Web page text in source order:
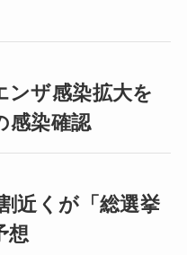
ザ感染拡大を
感染確認
近くが「総選挙
想